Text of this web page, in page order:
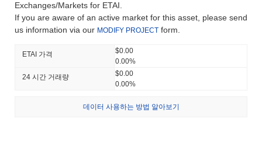
Exchanges/Markets for ETAI.
If you are aware of an active market for this asset, please send
us information via our MODIFY PROJECT form.
ETAI 가격
$0.00
0.00%
24 시간 거래량
$0.00
0.00%
데이터 사용하는 방법 알아보기